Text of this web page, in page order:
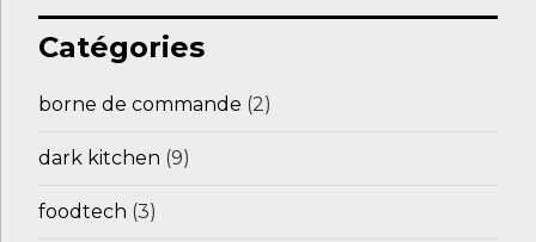
Catégories
borne de commande (2)
dark kitchen (9)
foodtech (3)